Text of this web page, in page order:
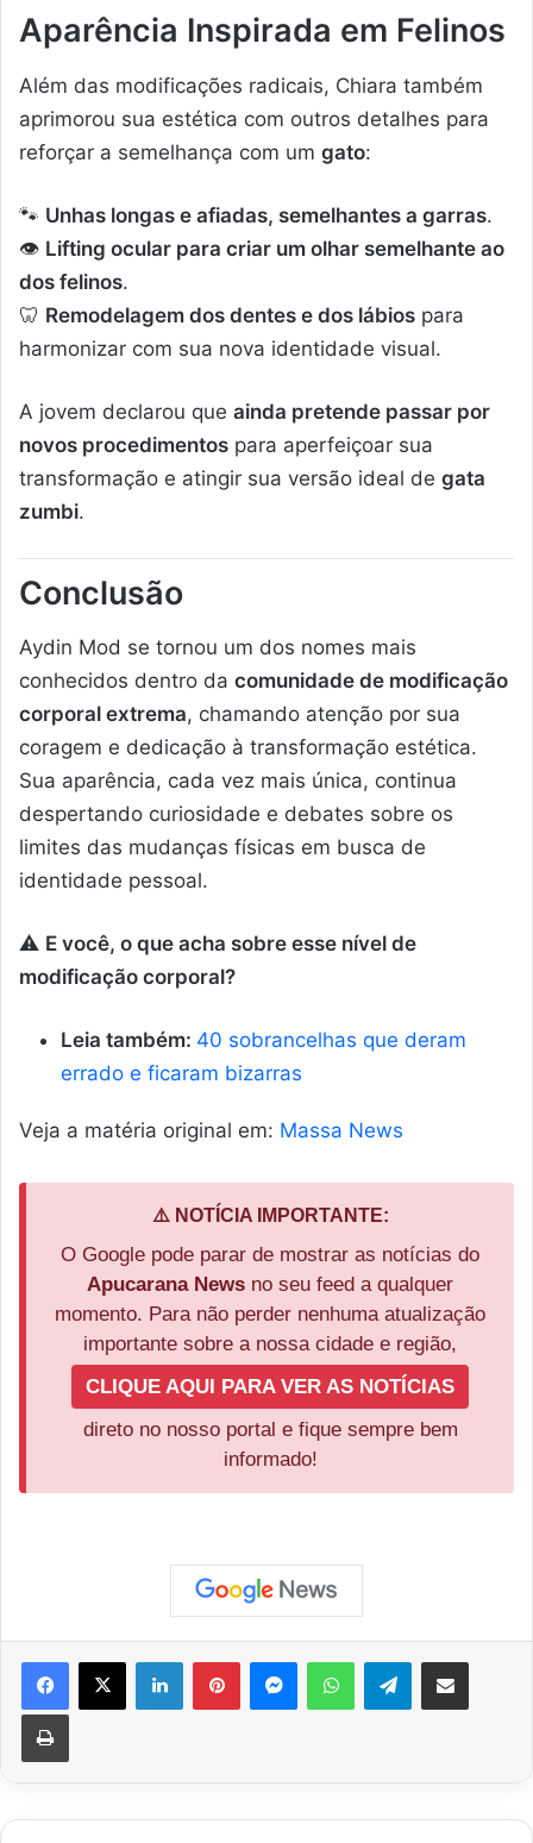
Aparência Inspirada em Felinos
Além das modificações radicais, Chiara também
aprimorou sua estética com outros detalhes para
reforçar a semelhança com um gato:
🐾 Unhas longas e afiadas, semelhantes a garras.
👁️ Lifting ocular para criar um olhar semelhante ao
dos felinos.
🦷 Remodelagem dos dentes e dos lábios para
harmonizar com sua nova identidade visual.
A jovem declarou que ainda pretende passar por
novos procedimentos para aperfeiçoar sua
transformação e atingir sua versão ideal de gata
zumbi.
Conclusão
Aydin Mod se tornou um dos nomes mais
conhecidos dentro da comunidade de modificação
corporal extrema, chamando atenção por sua
coragem e dedicação à transformação estética.
Sua aparência, cada vez mais única, continua
despertando curiosidade e debates sobre os
limites das mudanças físicas em busca de
identidade pessoal.
⚠️ E você, o que acha sobre esse nível de
modificação corporal?
Leia também: 40 sobrancelhas que deram
errado e ficaram bizarras
Veja a matéria original em: Massa News
⚠️ NOTÍCIA IMPORTANTE:
O Google pode parar de mostrar as notícias do
Apucarana News no seu feed a qualquer
momento. Para não perder nenhuma atualização
importante sobre a nossa cidade e região,
CLIQUE AQUI PARA VER AS NOTÍCIAS
direto no nosso portal e fique sempre bem
informado!
Facebook
X LinkedinPinterestMessengerWhatsAppTelegramCompartilhar via e-mail
Imprimir